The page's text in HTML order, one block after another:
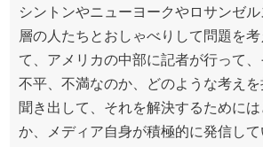
シントンやニューヨークやロサンゼ
層の人たちとおしゃべりして問題を考
て、アメリカの中部に記者が行って
不平、不満なのか、どのような考え
聞き出して、それを解決するために
か、メディア自身が積極的に発信し